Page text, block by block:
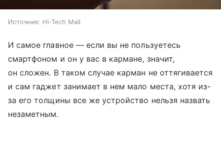
Источник: Hi-Tech Mail
И самое главное — если вы не пользуетесь
смартфоном и он у вас в кармане, значит,
он сложен. В таком случае карман не оттягивается
и сам гаджет занимает в нем мало места, хотя из-
за его толщины все же устройство нельзя назвать
незаметным.